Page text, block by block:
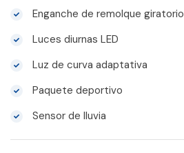
Enganche de remolque giratorio
Luces diurnas LED
Luz de curva adaptativa
Paquete deportivo
Sensor de lluvia